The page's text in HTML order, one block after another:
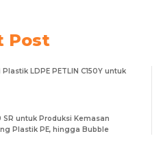
Post
LDPE PETLIN C150Y untuk
untuk Produksi Kemasan
Plastik PE, hingga Bubble